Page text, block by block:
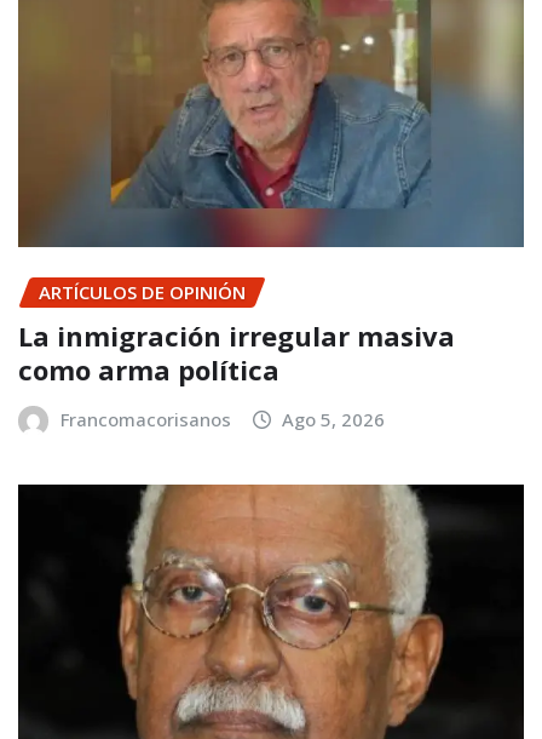
ARTÍCULOS DE OPINIÓN
La inmigración irregular masiva
como arma política
Francomacorisanos Ago 5, 2026